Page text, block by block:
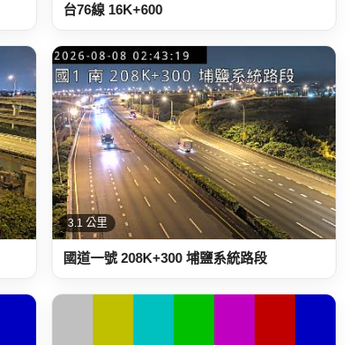
台76線 16K+600
3.1 公里
國道一號 208K+300 埔鹽系統路段